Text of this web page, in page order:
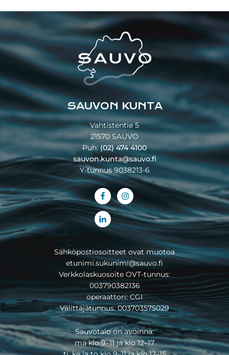
Footer
SAUVON KUNTA
Vahtistentie 5
21570 SAUVO
Puh:(02) 474 4100
sauvon.kunta@sauvo.fi
Y-tunnus 9038213-6
Sähköpostiosoitteet ovat muotoa
etunimi.sukunimi@sauvo.fi
Verkkolaskuosoite OVT-tunnus:
003790382136
operaattori: CGI
Välittäjätunnus: 003703575029
Sauvotalo on avoinna:
ma klo 9–11 ja klo 12–17